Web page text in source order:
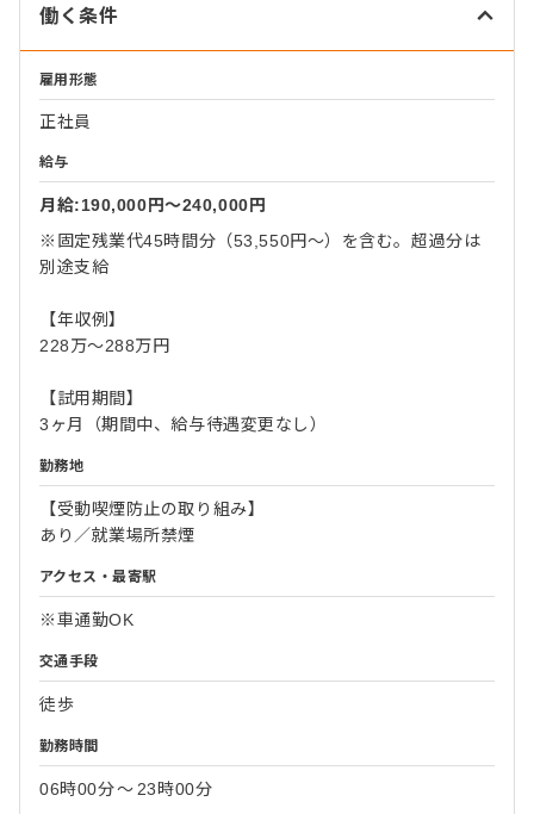
働く条件
雇用形態
正社員
給与
月給:190,000円〜240,000円
※固定残業代45時間分（53,550円～）を含む。超過分は
別途支給
【年収例】
228万～288万円
【試用期間】
3ヶ月（期間中、給与待遇変更なし）
勤務地
【受動喫煙防止の取り組み】
あり／就業場所禁煙
アクセス・最寄駅
※車通勤OK
交通手段
徒歩
勤務時間
06時00分〜 23時00分